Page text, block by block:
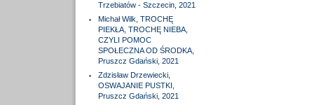
Trzebiatów - Szczecin, 2021
Michał Wilk, TROCHĘ
PIEKŁA, TROCHĘ NIEBA,
CZYLI POMOC
SPOŁECZNA OD ŚRODKA,
Pruszcz Gdański, 2021
Zdzisław Drzewiecki,
OSWAJANIE PUSTKI,
Pruszcz Gdański, 2021